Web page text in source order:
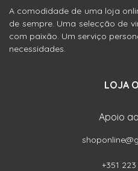
A comodidade de uma loja
de sempre. Uma selecção de
com paixão. Um serviço
necessidades.
LOJA
Apoio
+351